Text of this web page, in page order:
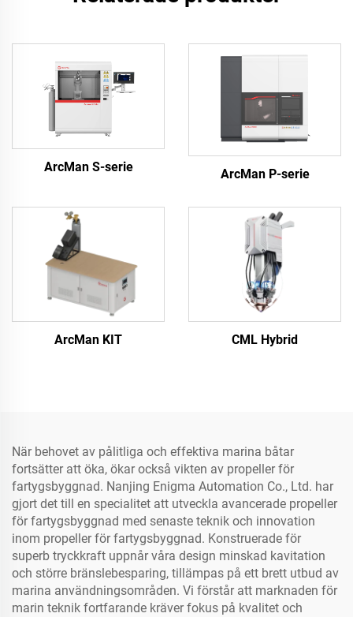
ArcMan S-serie ArcMan P-serie
ArcMan KIT CML Hybrid
När behovet av pålitliga och effektiva marina båtar
fortsätter att öka, ökar också vikten av propeller för
fartygsbyggnad. Nanjing Enigma Automation Co., Ltd. har
gjort det till en specialitet att utveckla avancerade propeller
för fartygsbyggnad med senaste teknik och innovation
inom propeller för fartygsbyggnad. Konstruerade för
superb tryckkraft uppnår våra design minskad kavitation
och större bränslebesparing, tillämpas på ett brett utbud av
marina användningsområden. Vi förstår att marknaden för
marin teknik fortfarande kräver fokus på kvalitet och